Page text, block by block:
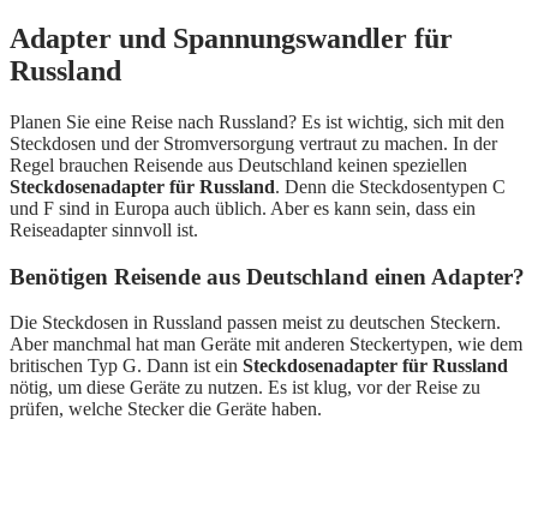
Adapter und Spannungswandler für
Russland
Planen Sie eine Reise nach Russland? Es ist wichtig, sich mit den
Steckdosen und der Stromversorgung vertraut zu machen. In der
Regel brauchen Reisende aus Deutschland keinen speziellen
Steckdosenadapter für Russland. Denn die Steckdosentypen C
und F sind in Europa auch üblich. Aber es kann sein, dass ein
Reiseadapter sinnvoll ist.
Benötigen Reisende aus Deutschland einen Adapter?
Die Steckdosen in Russland passen meist zu deutschen Steckern.
Aber manchmal hat man Geräte mit anderen Steckertypen, wie dem
britischen Typ G. Dann ist ein Steckdosenadapter für Russland
nötig, um diese Geräte zu nutzen. Es ist klug, vor der Reise zu
prüfen, welche Stecker die Geräte haben.